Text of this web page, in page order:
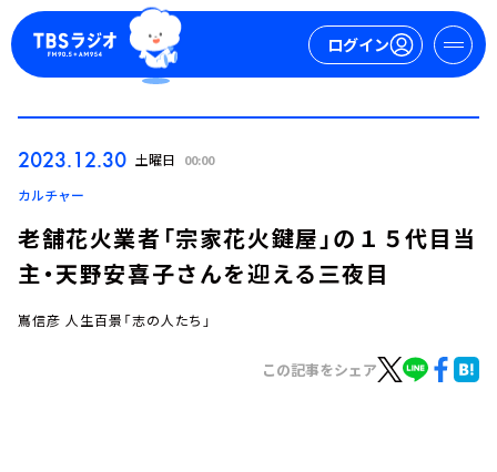
ログイン
2023.12.30 土曜日 00:00
カルチャー
老舗花火業者「宗家花火鍵屋」の１５代目当
主・天野安喜子さんを迎える三夜目
嶌信彦 人生百景「志の人たち」
この記事をシェア